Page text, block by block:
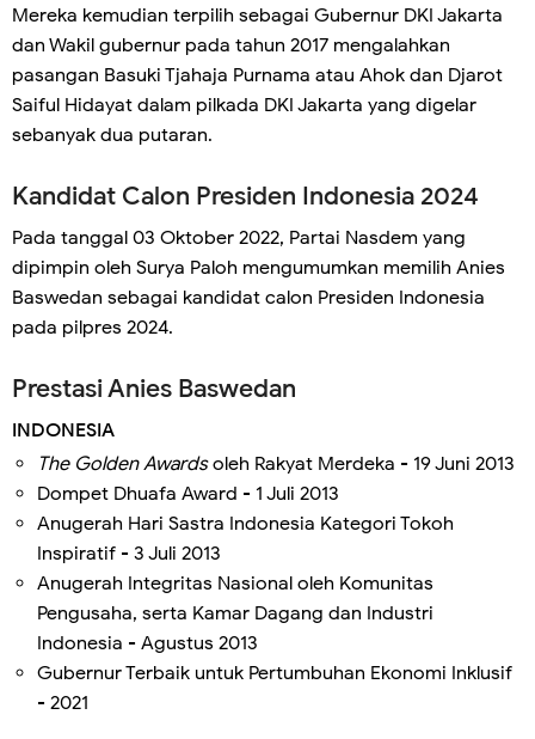
Mereka kemudian terpilih sebagai Gubernur DKI Jakarta
dan Wakil gubernur pada tahun 2017 mengalahkan
pasangan Basuki Tjahaja Purnama atau Ahok dan Djarot
Saiful Hidayat dalam pilkada DKI Jakarta yang digelar
sebanyak dua putaran.
Kandidat Calon Presiden Indonesia 2024
Pada tanggal 03 Oktober 2022, Partai Nasdem yang
dipimpin oleh Surya Paloh mengumumkan memilih Anies
Baswedan sebagai kandidat calon Presiden Indonesia
pada pilpres 2024.
Prestasi Anies Baswedan
INDONESIA
The Golden Awardsoleh Rakyat Merdeka - 19 Juni 2013
Dompet Dhuafa Award - 1 Juli 2013
Anugerah Hari Sastra Indonesia Kategori Tokoh
Inspiratif - 3 Juli 2013
Anugerah Integritas Nasional oleh Komunitas
Pengusaha, serta Kamar Dagang dan Industri
Indonesia - Agustus 2013
Gubernur Terbaik untuk Pertumbuhan Ekonomi Inklusif
- 2021